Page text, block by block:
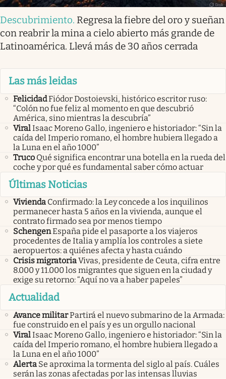
Descubrimiento. Regresa la fiebre del oro y sueñan
con reabrir la mina a cielo abierto más grande de
Latinoamérica. Llevá más de 30 años cerrada
Las más leidas
FelicidadFiódor Dostoievski, histórico escritor ruso:
“Colón no fue feliz al momento en que descubrió
América, sino mientras la descubría”
ViralIsaac Moreno Gallo, ingeniero e historiador: “Sin la
caída del Imperio romano, el hombre hubiera llegado a
la Luna en el año 1000”
Truco Qué significa encontrar una botella en la rueda del
coche y por qué es fundamental saber cómo actuar
Últimas Noticias
Vivienda Confirmado: la Ley concede a los inquilinos
permanecer hasta 5 años en la vivienda, aunque el
contrato firmado sea por menos tiempo
SchengenEspaña pide el pasaporte a los viajeros
procedentes de Italia y amplía los controles a siete
aeropuertos: a quiénes afecta y hasta cuándo
Crisis migratoriaVivas, presidente de Ceuta, cifra entre
8.000 y 11.000 los migrantes que siguen en la ciudad y
exige su retorno: “Aquí no va a haber papeles”
Actualidad
Avance militarPartirá el nuevo submarino de la Armada:
fue construido en el país y es un orgullo nacional
ViralIsaac Moreno Gallo, ingeniero e historiador: “Sin la
caída del Imperio romano, el hombre hubiera llegado a
la Luna en el año 1000”
Alerta Se aproxima la tormenta del siglo al país. Cuáles
serán las zonas afectadas por las intensas lluvias